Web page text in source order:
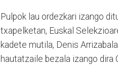
Pulpok lau ordezkari izango
txapelketan, Euskal
kadete mutila, Denis
hautatzaile bezala izango dira